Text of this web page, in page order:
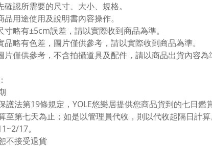
確認所需要的尺寸、大小、規格。
品用途使用及說明書內容操作。
寸略有±5cm誤差，請以實際收到商品為準。
品略有色差，圖片僅供參考，請以實際收到商品為準。
片僅供參考，不含拍攝道具及配件，請以商品出貨內容為
護法第19條規定，YOLE悠樂居提供您商品貨到的七日
至第七天為止；如是以管理員代收，則以代收起隔日計
17。
不接受退貨